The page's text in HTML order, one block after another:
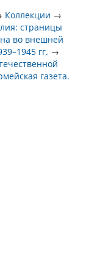
Коллекции →
страницы
во внешней
гг. →
газета.